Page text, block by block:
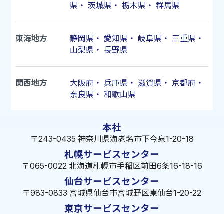
県 ・ 茨城県 ・ 栃木県 ・ 群馬県
東海地方 静岡県 ・ 愛知県 ・ 岐阜県 ・ 三重県 ・
山梨県 ・ 長野県
関西地方 大阪府 ・ 兵庫県 ・ 滋賀県 ・ 京都府 ・
奈良県 ・ 和歌山県
本社
〒243-0435 神奈川県海老名市下今泉1-20-18
札幌サービスセンター
〒065-0022 北海道札幌市手稲区前田6条16-18-16
仙台サービスセンター
〒983-0833 宮城県仙台市宮城野区東仙台1-20-22
東京サービスセンター